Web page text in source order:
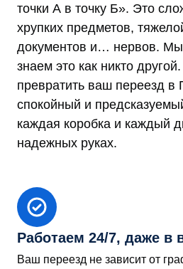
точки А в точку Б». Это
хрупких предметов,
документов и… нервов.
знаем это как никто
превратить ваш переезд в
спокойный и
каждая коробка и каждый
надежных руках.
Работаем 24/7, даже в
Ваш переезд не зависит от